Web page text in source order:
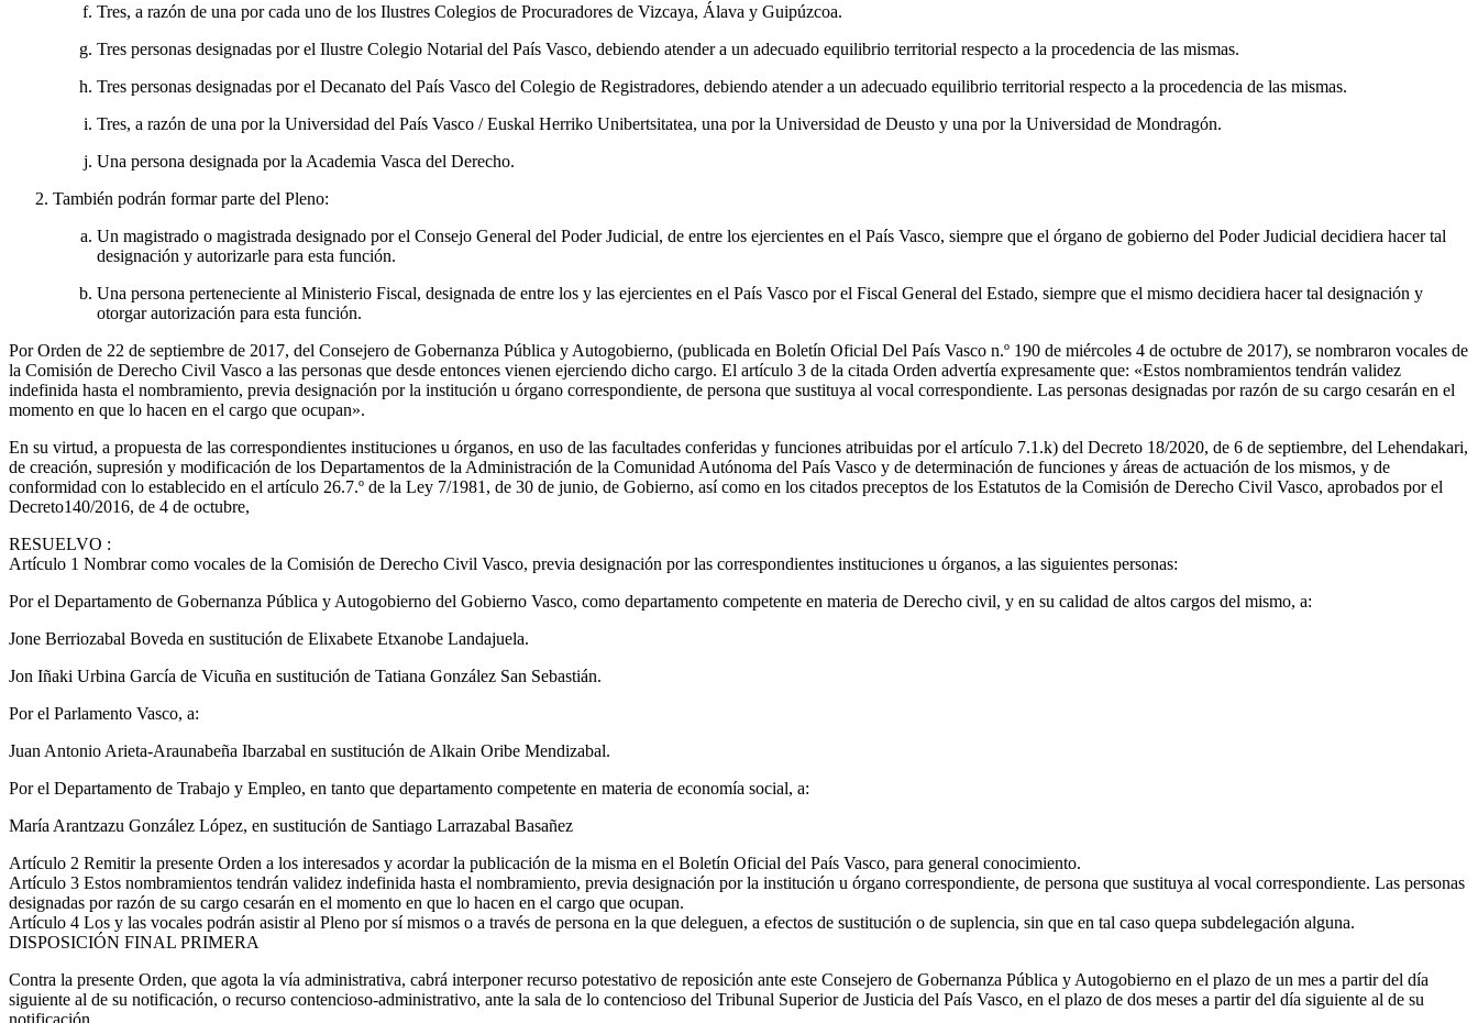
Tres, a razón de una por cada uno de los Ilustres Colegios de Procuradores de Vizcaya, Álava y Guipúzcoa.
Tres personas designadas por el Ilustre Colegio Notarial del País Vasco, debiendo atender a un adecuado equilibrio territorial respecto a la procedencia de las mismas.
Tres personas designadas por el Decanato del País Vasco del Colegio de Registradores, debiendo atender a un adecuado equilibrio territorial respecto a la procedencia de las mismas.
Tres, a razón de una por la Universidad del País Vasco / Euskal Herriko Unibertsitatea, una por la Universidad de Deusto y una por la Universidad de Mondragón.
Una persona designada por la Academia Vasca del Derecho.
También podrán formar parte del Pleno:
Un magistrado o magistrada designado por el Consejo General del Poder Judicial, de entre los ejercientes en el País Vasco, siempre que el órgano de gobierno del Poder Judicial decidiera hacer tal
designación y autorizarle para esta función.
Una persona perteneciente al Ministerio Fiscal, designada de entre los y las ejercientes en el País Vasco por el Fiscal General del Estado, siempre que el mismo decidiera hacer tal designación y
otorgar autorización para esta función.
Por Orden de 22 de septiembre de 2017, del Consejero de Gobernanza Pública y Autogobierno, (publicada en Boletín Oficial Del País Vasco n.º 190 de miércoles 4 de octubre de 2017), se nombraron vocales de
la Comisión de Derecho Civil Vasco a las personas que desde entonces vienen ejerciendo dicho cargo. El artículo 3 de la citada Orden advertía expresamente que: «Estos nombramientos tendrán validez
indefinida hasta el nombramiento, previa designación por la institución u órgano correspondiente, de persona que sustituya al vocal correspondiente. Las personas designadas por razón de su cargo cesarán en el
momento en que lo hacen en el cargo que ocupan».
En su virtud, a propuesta de las correspondientes instituciones u órganos, en uso de las facultades conferidas y funciones atribuidas por el artículo 7.1.k) del Decreto 18/2020, de 6 de septiembre, del Lehendakari,
de creación, supresión y modificación de los Departamentos de la Administración de la Comunidad Autónoma del País Vasco y de determinación de funciones y áreas de actuación de los mismos, y de
conformidad con lo establecido en el artículo 26.7.º de la Ley 7/1981, de 30 de junio, de Gobierno, así como en los citados preceptos de los Estatutos de la Comisión de Derecho Civil Vasco, aprobados por el
Decreto140/2016, de 4 de octubre,
RESUELVO :
Artículo 1 Nombrar como vocales de la Comisión de Derecho Civil Vasco, previa designación por las correspondientes instituciones u órganos, a las siguientes personas:
Por el Departamento de Gobernanza Pública y Autogobierno del Gobierno Vasco, como departamento competente en materia de Derecho civil, y en su calidad de altos cargos del mismo, a:
Jone Berriozabal Boveda en sustitución de Elixabete Etxanobe Landajuela.
Jon Iñaki Urbina García de Vicuña en sustitución de Tatiana González San Sebastián.
Por el Parlamento Vasco, a:
Juan Antonio Arieta-Araunabeña Ibarzabal en sustitución de Alkain Oribe Mendizabal.
Por el Departamento de Trabajo y Empleo, en tanto que departamento competente en materia de economía social, a:
María Arantzazu González López, en sustitución de Santiago Larrazabal Basañez
Artículo 2 Remitir la presente Orden a los interesados y acordar la publicación de la misma en el Boletín Oficial del País Vasco, para general conocimiento.
Artículo 3 Estos nombramientos tendrán validez indefinida hasta el nombramiento, previa designación por la institución u órgano correspondiente, de persona que sustituya al vocal correspondiente. Las personas
designadas por razón de su cargo cesarán en el momento en que lo hacen en el cargo que ocupan.
Artículo 4 Los y las vocales podrán asistir al Pleno por sí mismos o a través de persona en la que deleguen, a efectos de sustitución o de suplencia, sin que en tal caso quepa subdelegación alguna.
DISPOSICIÓN FINAL PRIMERA
Contra la presente Orden, que agota la vía administrativa, cabrá interponer recurso potestativo de reposición ante este Consejero de Gobernanza Pública y Autogobierno en el plazo de un mes a partir del día
siguiente al de su notificación, o recurso contencioso-administrativo, ante la sala de lo contencioso del Tribunal Superior de Justicia del País Vasco, en el plazo de dos meses a partir del día siguiente al de su
notificación.